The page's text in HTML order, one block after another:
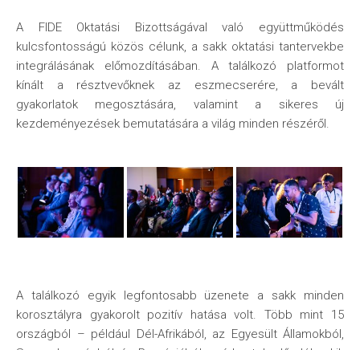
A FIDE Oktatási Bizottságával való együttműködés
kulcsfontosságú közös célunk, a sakk oktatási tantervekbe
integrálásának előmozdításában. A találkozó platformot
kínált a résztvevőknek az eszmecserére, a bevált
gyakorlatok megosztására, valamint a sikeres új
kezdeményezések bemutatására a világ minden részéről.
A találkozó egyik legfontosabb üzenete a sakk minden
korosztályra gyakorolt pozitív hatása volt. Több mint 15
országból – például Dél-Afrikából, az Egyesült Államokból,